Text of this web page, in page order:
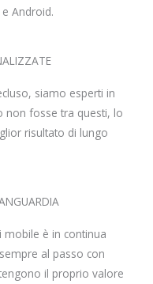
Android.
siamo esperti in
non fosse tra questi, lo
risultato di lungo
mobile è in continua
al passo con
il proprio valore